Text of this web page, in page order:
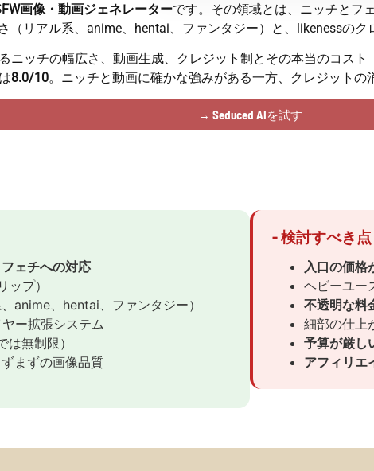
画像・動画ジェネレーターです。その領域とは、ニッチとフ
（リアル系、anime、hentai、ファンタジー）と、likenessの
ニッチの幅広さ、動画生成、クレジット制とその本当のコス
8.0/10。ニッチと動画に確かな強みがある一方、クレジットの
→ Seduced AIを試す
ェチへの対応
ップ）
、anime、hentai、ファンタジー）
ー拡張システム
は無制限）
まずの画像品質
- 検討すべき点
入口の価格
ヘビーユー
不透明な料
細部の仕上
予算が厳し
アフィリエ